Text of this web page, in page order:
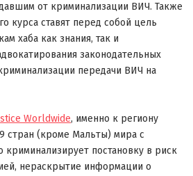
от криминализации ВИЧ. Также
курса ставят перед собой цель
хаба как знания, так и
законодательных
передачи ВИЧ на
Worldwide, именно к региону
стран (кроме Мальты) мира с
криминализирует постановку в риск
нераскрытие информации о